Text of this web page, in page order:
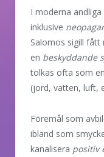
I moderna
inklusive
Salomos sigill fått
en beskyddande
tolkas ofta som
(jord, vatten, luft,
Föremål som
ibland som
kanalisera positiv